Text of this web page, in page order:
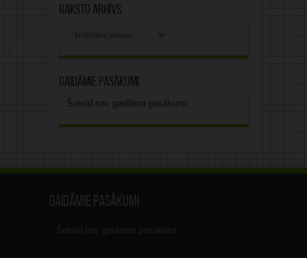
Rakstu arhīvs
Gaidāmie pasākumi
Šobrīd nav gaidāmo pasākumi.
Gaidāmie pasākumi
Šobrīd nav gaidāmo pasākumi.